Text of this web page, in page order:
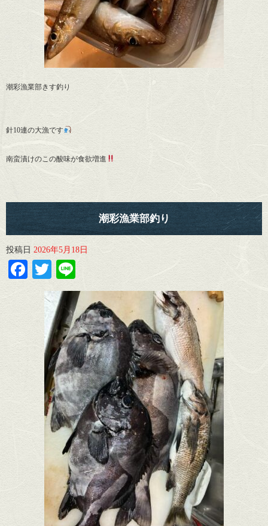
潮彩漁業部きす釣り
針10連の大漁です
南蛮漬けのこの酸味が食欲増進
潮彩漁業部釣り
投稿日 2026年5月18日
Facebook
Twitter